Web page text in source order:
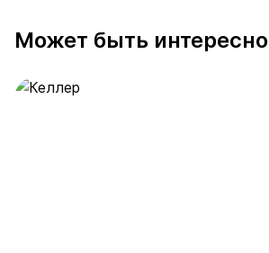
Может быть интересно